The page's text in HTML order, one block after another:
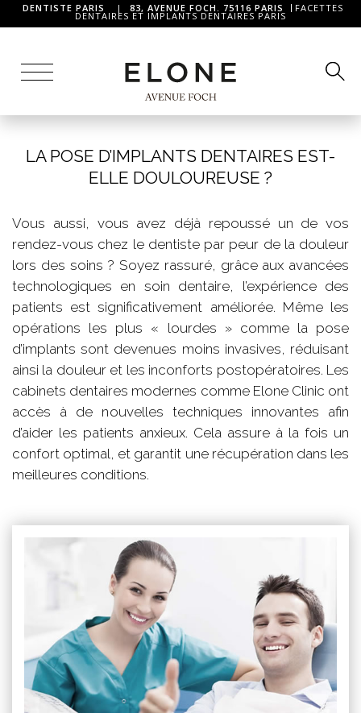
DENTISTE PARIS | 83, AVENUE FOCH. 75116 PARIS FACETTES
DENTAIRES ET IMPLANTS DENTAIRES PARIS
LA POSE D’IMPLANTS DENTAIRES EST-
ELLE DOULOUREUSE ?
Vous aussi, vous avez déjà repoussé un de vos
rendez-vous chez le dentiste par peur de la douleur
lors des soins ? Soyez rassuré, grâce aux avancées
technologiques en soin dentaire, l’expérience des
patients est significativement améliorée. Même les
opérations les plus « lourdes » comme la pose
d’implants sont devenues moins invasives, réduisant
ainsi la douleur et les inconforts postopératoires. Les
cabinets dentaires modernes comme Elone Clinic ont
accès à de nouvelles techniques innovantes afin
d’aider les patients anxieux. Cela assure à la fois un
confort optimal, et garantit une récupération dans les
meilleures conditions.